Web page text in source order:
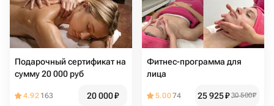
Подарочный сертификат на
сумму 20 000 руб
4.92 163 20 000₽
Фитнес-программа для
лица
5.0074 25 925₽ 30 500₽